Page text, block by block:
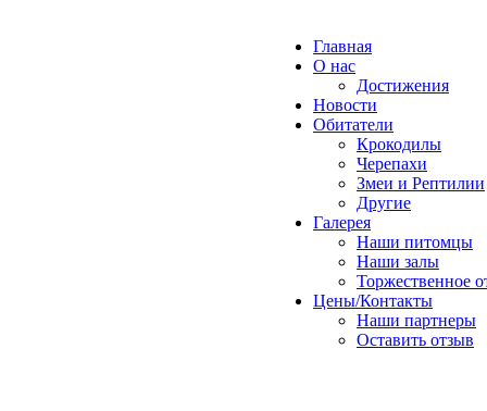
Главная
О нас
Достижения
Новости
Обитатели
Крокодилы
Черепахи
Змеи и Рептилии
Другие
Галерея
Наши питомцы
Наши залы
Торжественное
Цены/Контакты
Наши партнеры
Оставить отзыв